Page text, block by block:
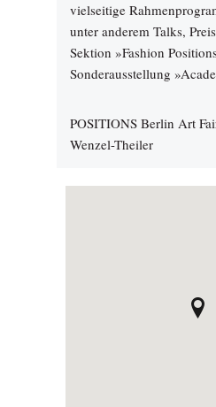
vielseitige
unter anderem Talks,
Sektion »Fashion
Sonderausstellung
POSITIONS Berlin Art
Wenzel-Theiler